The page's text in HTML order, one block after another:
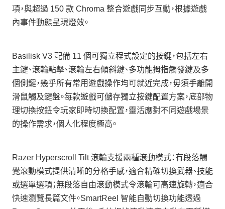
項，與超過 150 款 Chroma 整合遊戲同步互動，根據遊戲
內事件動態呈現燈效。
Basilisk V3 配備 11 個可獨立程式設定的按鍵，包括左右
主鍵、滾輪點擊、滾輪左右傾斜鍵、多功能拇指觸發鍵及多
個側鍵，幾乎所有常用遊戲操作均可就近完成，毋須手離開
滑鼠觸及鍵盤。每款遊戲可儲存獨立按鍵配置方案，底部物
理切換按鈕令玩家即時切換配置，靈活應對不同遊戲場景
的操作需求，個人化程度極高。
Razer Hyperscroll Tilt 滾輪支援兩種滾動模式：有段落觸
覺滾動模式提供清晰的分格手感，適合精確切換武器、技能
或選單選項；無段落自由滾動模式令滾輪可高速旋轉，適合
快速瀏覽長篇文件。SmartReel 智能自動切換功能透過